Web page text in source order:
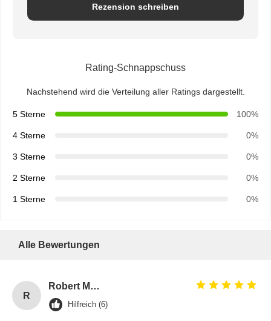
Rezension schreiben
Rating-Schnappschuss
Nachstehend wird die Verteilung aller Ratings dargestellt.
5 Sterne 100%
4 Sterne 0%
3 Sterne 0%
2 Sterne 0%
1 Sterne 0%
Alle Bewertungen
R
Robert Miller
Hilfreich (6)